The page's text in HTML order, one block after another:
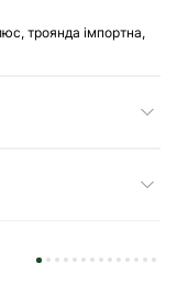
троянда імпортна,